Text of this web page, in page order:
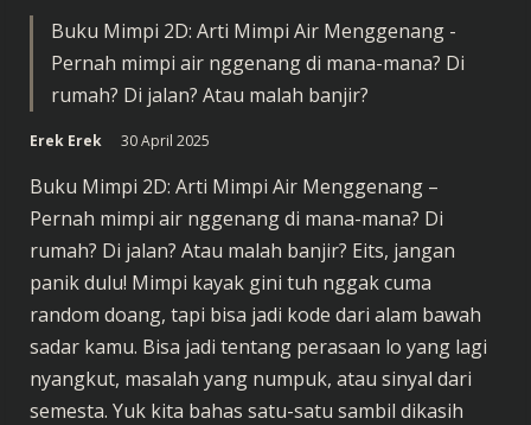
Buku Mimpi 2D: Arti Mimpi Air Menggenang -
Pernah mimpi air nggenang di mana-mana? Di
rumah? Di jalan? Atau malah banjir?
Erek Erek 30 April 2025
Buku Mimpi 2D: Arti Mimpi Air Menggenang –
Pernah mimpi air nggenang di mana-mana? Di
rumah? Di jalan? Atau malah banjir? Eits, jangan
panik dulu! Mimpi kayak gini tuh nggak cuma
random doang, tapi bisa jadi kode dari alam bawah
sadar kamu. Bisa jadi tentang perasaan lo yang lagi
nyangkut, masalah yang numpuk, atau sinyal dari
semesta. Yuk kita bahas satu-satu sambil dikasih